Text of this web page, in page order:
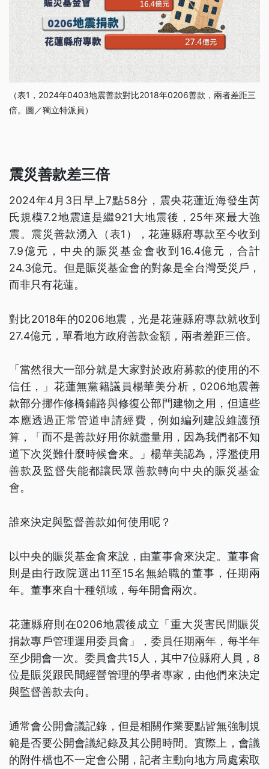
（表1，2024年0403地震善款對比2018年0206善款，兩者差距三
倍。圖／獨立特派員）
震災善款差三倍
2024年4月3日早上7點58分，震央花蓮近海發生芮
氏規模7.2地震這是繼921大地震後，25年來最大強
震。震災善款湧入（表1），花蓮縣府專款至今收到
7.9億元，中央的賑災基金會收到16.4億元，合計
24.3億元。但是賑災基金會的對象是全台灣受災戶，
而非只有花蓮。
對比2018年的0206地震，光是花蓮縣府專款就收到
27.4億元，單看地方政府善款金額，兩者差距三倍。
「當然很大一部分就是大家對於政府募款的使用的不
信任，」花蓮無黨籍議員楊華美分析，0206地震善
款部分挪作修橋鋪路與修復公部門建物之用，但這些
本應透過正常管道申請經費，例如編列建設維護預
算，「而不是善款好用你就盡量用，因為我們都不知
道下次災難什麼時候會來。」楊華美認為，浮濫使用
善款及監督失能都讓民眾善款轉向中央的賑災基金
會。
誰來決定與監督善款如何使用呢？
以中央的賑災基金會來說，由董事會來決定。董事會
則是由行政院選出11至15名無給職的董事，任期兩
年。董事來自十種領域，每年開會兩次。
花蓮縣府則在0206地震後成立「重大災害民間賑災
捐款專戶管理運用委員會」，委員任期兩年，每半年
至少開會一次。委員會共15人，其中7位縣府人員，8
位是賑災跟民間經營管理的學者專家，由他們來決定
與監督善款去向。
通常會公開會議記錄，但是相關作業要點皆無強制規
範是否要公開會議紀錄及其公開時間。實際上，會議
的附件檔也不一定會公開，記者主動向地方局處索取